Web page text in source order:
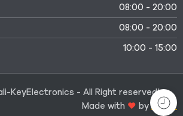
08:00 - 20:00
08:00 - 20:00
10:00 - 15:00
KeyElectronics - All Right reserved!
Made with
byMedtr